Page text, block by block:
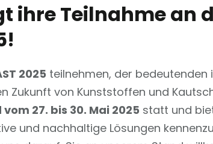
ihre Teilnahme an
2025 teilnehmen, der bedeutenden
Zukunft von Kunststoffen und
27. bis 30. Mai 2025 statt und
und nachhaltige Lösungen